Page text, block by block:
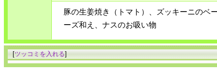
豚の生姜焼き（トマト）、ズッキーニのベ
ーズ和え、ナスのお吸い物
[ツッコミを入れる]